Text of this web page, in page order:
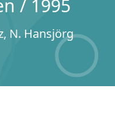
/ 1995
N. Hansjörg